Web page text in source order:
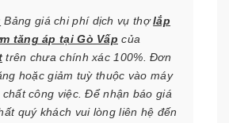
Bảng giá chi phí dịch vụ thợlắp
tăng áp tại Gò Vấp của
trên chưa chính xác 100%. Đơn
hoặc giảm tuỳ thuộc vào máy
công việc. Để nhận báo giá
quý khách vui lòng liên hệ đến